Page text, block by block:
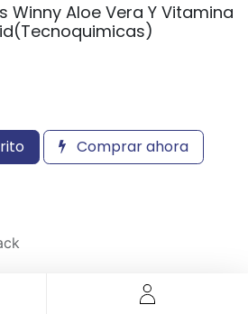
Winny Aloe Vera Y Vitamina
Comprar ahora